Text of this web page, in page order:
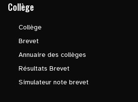
Collège
Collège
Brevet
Annuaire des collèges
Résultats Brevet
Simulateur note brevet